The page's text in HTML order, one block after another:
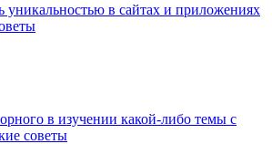
уникальностью в сайтах и приложениях
в изучении какой-либо темы с
советы